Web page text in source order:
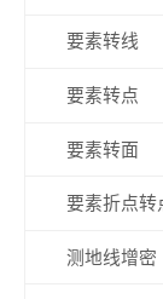
要素转线
要素转点
要素转面
要素折点转
测地线增密